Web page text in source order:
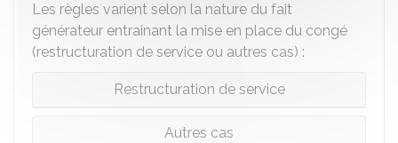
Les règles varient selon la nature du fait
générateur entrainant la mise en place du congé
(restructuration de service ou autres cas) :
Restructuration de service
Autres cas